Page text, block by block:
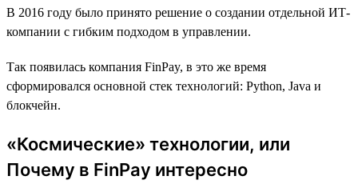
В 2016 году было принято решение о создании отдельной ИТ-
компании с гибким подходом в управлении.
Так появилась компания FinPay, в это же время
сформировался основной стек технологий: Python, Java и
блокчейн.
«Космические» технологии, или
Почему в FinPay интересно